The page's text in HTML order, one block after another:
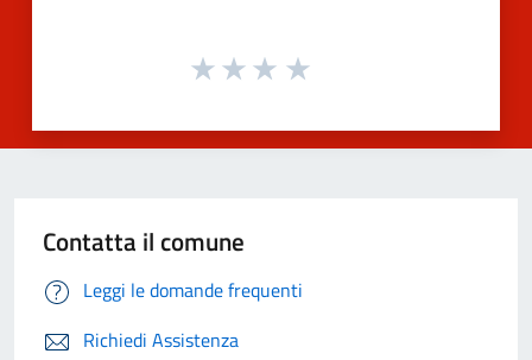
Contatta il comune
Leggi le domande frequenti
Richiedi Assistenza